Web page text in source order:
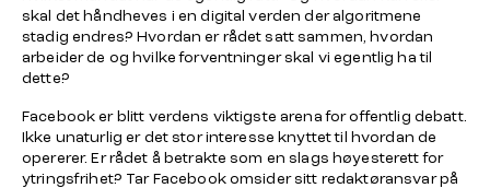
skal det håndheves i en digital verden der algoritmene
stadig endres? Hvordan er rådet satt sammen, hvordan
arbeider de og hvilke forventninger skal vi egentlig ha til
dette?
Facebook er blitt verdens viktigste arena for offentlig debatt.
Ikke unaturlig er det stor interesse knyttet til hvordan de
opererer. Er rådet å betrakte som en slags høyesterett for
ytringsfrihet? Tar Facebook omsider sitt redaktøransvar på